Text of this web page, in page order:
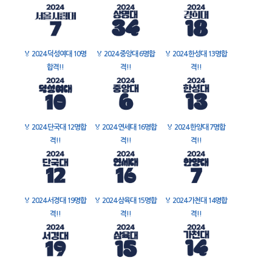
🏅 2024 덕성여대 10명
합격!!
🏅 2024 중앙대 6명합
격!!
🏅 2024 한성대 13명합
격!!
🏅 2024 단국대 12명합
격!!
🏅 2024 연세대 16명합
격!!
🏅 2024 한양대 7명합
격!!
🏅 2024 서경대 19명합
격!!
🏅 2024 삼육대 15명합
격!!
🏅 2024 가천대 14명합
격!!